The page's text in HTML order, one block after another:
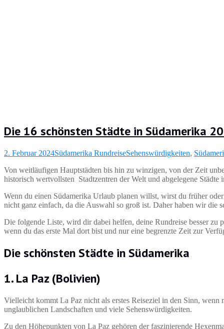
Die 16 schönsten Städte in Südamerika
2. Februar 2024Südamerika RundreiseSehenswürdigkeiten,
Von weitläufigen Hauptstädten bis hin zu winzigen, von der Zeit
historisch wertvollsten Stadtzentren der Welt und abgelegene
Wenn du einen Südamerika Urlaub planen willst, wirst du früher
nicht ganz einfach, da die Auswahl so groß ist. Daher haben wir die
Die folgende Liste, wird dir dabei helfen, deine Rundreise besser
wenn du das erste Mal dort bist und nur eine begrenzte Zeit zur
Die schönsten Städte in Südamerika
1. La Paz (Bolivien)
Vielleicht kommt La Paz nicht als erstes Reiseziel in den Sinn,
unglaublichen Landschaften und viele Sehenswürdigkeiten.
Zu den Höhepunkten von La Paz gehören der faszinierende